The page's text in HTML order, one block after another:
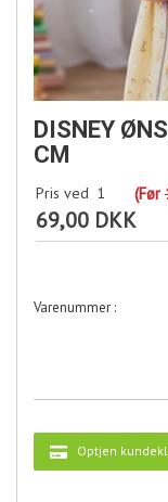
DISNEY
CM
Pris ved 1 (Før
69,00 DKK
Optjen